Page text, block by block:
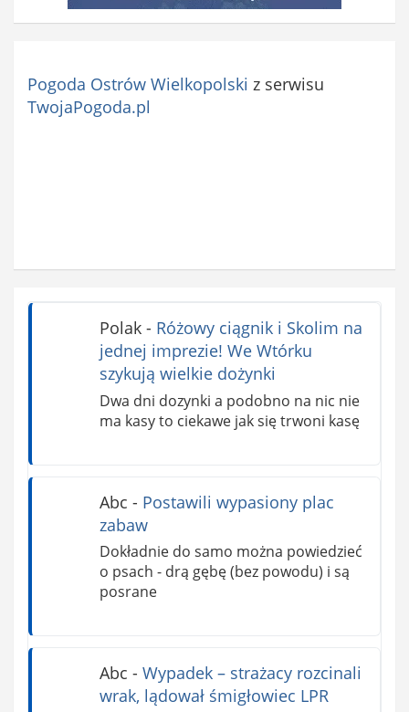
Pogoda Ostrów Wielkopolski z serwisu
TwojaPogoda.pl
Polak- Różowy ciągnik i Skolim na
jednej imprezie! We Wtórku
szykują wielkie dożynki
Dwa dni dozynki a podobno na nic nie
ma kasy to ciekawe jak się trwoni kasę
Abc - Postawili wypasiony plac
zabaw
Dokładnie do samo można powiedzieć
o psach - drą gębę (bez powodu) i są
posrane
Abc - Wypadek – strażacy rozcinali
wrak, lądował śmigłowiec LPR